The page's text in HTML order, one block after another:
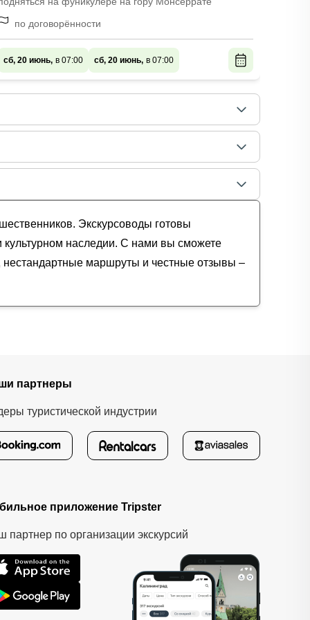
по договорённости
сб, 20 июнь, в 07:00 сб, 20 июнь, в 07:00
Экскурсоводы готовы
культурном наследии. С нами вы сможете
нестандартные маршруты и честные отзывы –
партнеры
туристической индустрии
приложение Tripster
партнер по организации экскурсий